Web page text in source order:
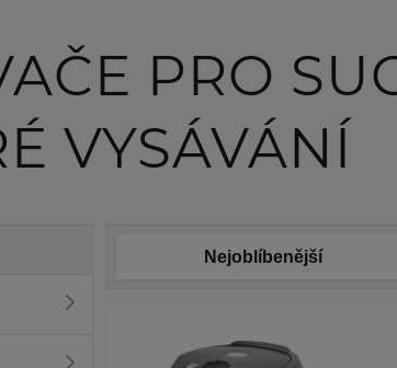
PRO
VYSÁVÁNÍ
Nejoblíbenější